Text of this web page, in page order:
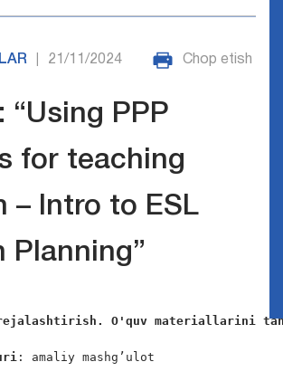
21/11/2024 Chop etish
“Using PPP
for teaching
– Intro to ESL
Planning”
rejalashtirish. O'quv materiallarini
: amaliy mashg’ulot